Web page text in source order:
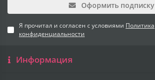
Оформить подписку
Я прочитал и согласен с условиями Политика
конфиденциальности
Информация